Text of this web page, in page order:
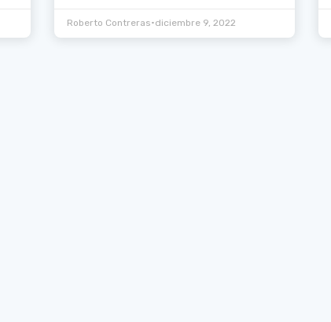
Roberto Contreras•diciembre 9, 2022